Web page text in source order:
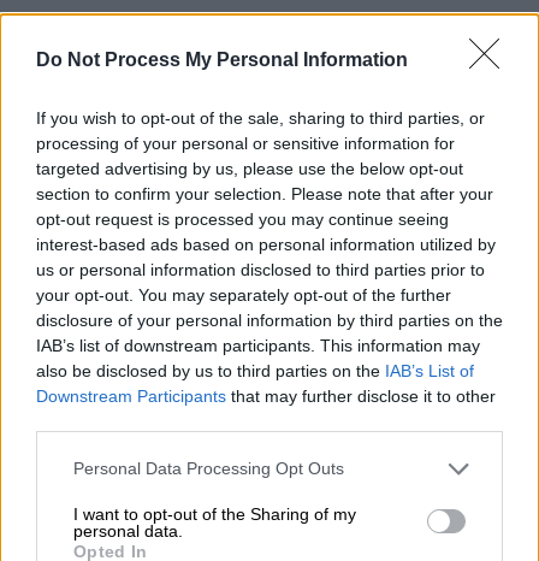
Do Not Process My Personal Information
If you wish to opt-out of the sale, sharing to third parties, or
processing of your personal or sensitive information for
targeted advertising by us, please use the below opt-out
section to confirm your selection. Please note that after your
opt-out request is processed you may continue seeing
interest-based ads based on personal information utilized by
us or personal information disclosed to third parties prior to
your opt-out. You may separately opt-out of the further
disclosure of your personal information by third parties on the
IAB’s list of downstream participants. This information may
also be disclosed by us to third parties on the IAB’s List of
Downstream Participants that may further disclose it to other
Please note that this website/app uses one or more Google
not limited to your visit or usage behaviour. You may click to
grant or deny consent to Google and its third-party tags to
Personal Data Processing Opt Outs
I want to opt-out of the Sharing of my
personal data.
Opted In
ξεκίνησαν
να πυροβολούν τον άνδρα, ο οποίος έπεσε
θώρακα και κεφάλιαπό τέσσερις ή πέντε
σφαίρες. Ωστόσο, οι Αρχές συνέλεξαν
περισσότερους από 15 κάλυκες.
Εκτός από οχήματα που υπέστησαν ζημιές
απόσφαίρες, υπάρχουν και μπαλκόνια
πρώτου ορόφου με «σημάδια» από σφαίρες.
Τα ενδεχόμενα που εξετάζουν οι
Αρχές
ενδεχόμενο η εκτέλεση να αφορά
ξεκαθάρισμα»λογαριασμών ανάμεσα σε
άτομα που γνωρίζονται μεταξύ τους και